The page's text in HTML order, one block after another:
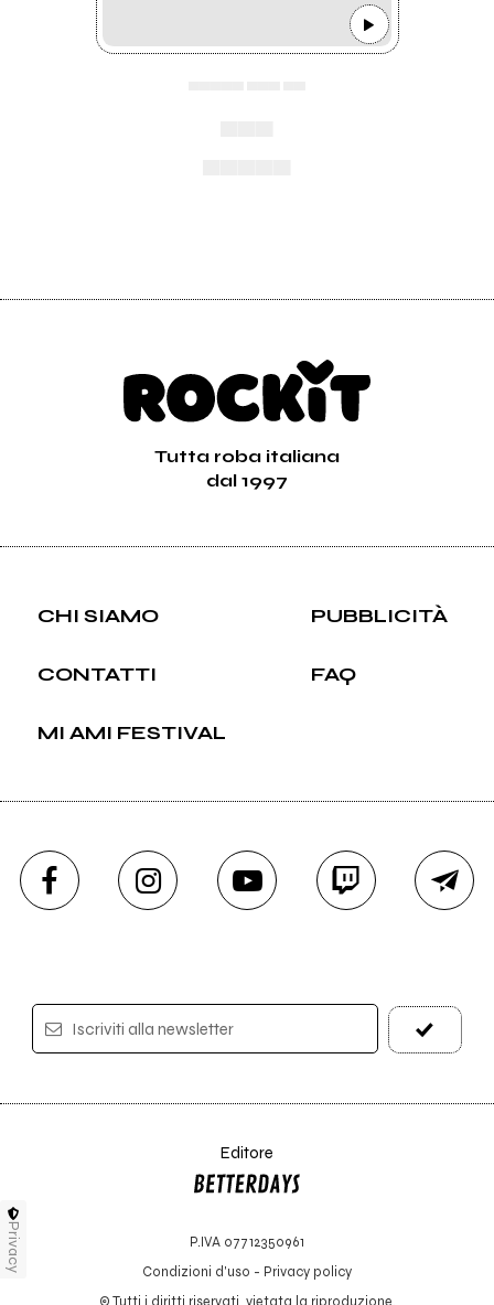
Tutta roba italiana
dal 1997
CHI SIAMO PUBBLICITÀ
CONTATTI FAQ
MI AMI FESTIVAL
Iscriviti alla newsletter
Editore
P.IVA 07712350961
Condizioni d'uso - Privacy policy
© Tutti i diritti riservati, vietata la riproduzione.
Privacy